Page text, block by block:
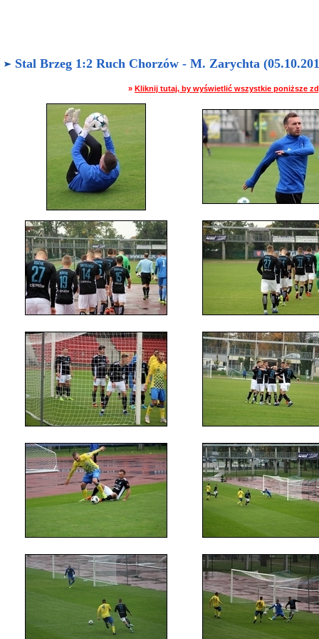
Stal Brzeg 1:2 Ruch Chorzów - M. Zarychta
» Kliknij tutaj, by wyświetlić wszystkie poniższe